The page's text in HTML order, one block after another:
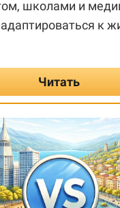
школами и
к
Читать